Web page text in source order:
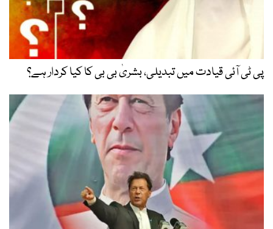
پی ٹی آئی قیادت میں تبدیلی، بشریٰ بی بی کا کیا کردار ہے؟